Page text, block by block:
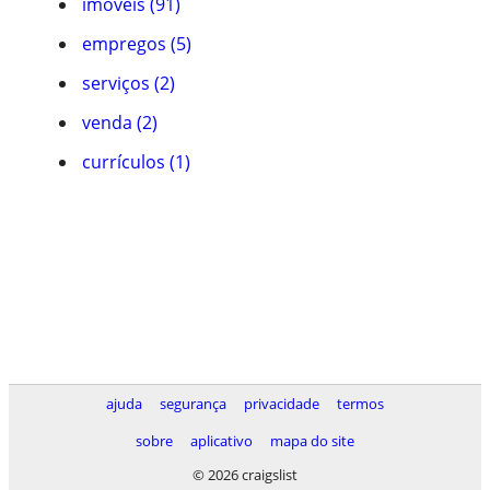
empregos (5)
serviços (2)
venda (2)
currículos (1)
ajuda segurança privacidade
termos
sobre
aplicativo
mapa do site
© 2026 craigslist